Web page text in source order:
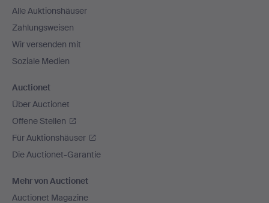
Alle Auktionshäuser
Zahlungsweisen
Wir versenden mit
Soziale Medien
Auctionet
Über Auctionet
Offene Stellen
Für Auktionshäuser
Die Auctionet-Garantie
Mehr von Auctionet
Auctionet Magazine